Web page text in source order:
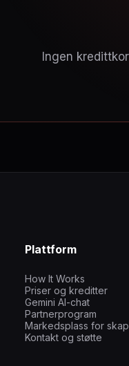
Ingen
Plattform
How It Works
Priser og kreditter
Gemini AI-chat
Partnerprogram
Markedsplass for
Kontakt og støtte